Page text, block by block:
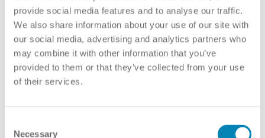
provide social media features and to analyse our traffic.
We also share information about your use of our site with
our social media, advertising and analytics partners who
may combine it with other information that you’ve
provided to them or that they’ve collected from your use
of their services.
Necessary